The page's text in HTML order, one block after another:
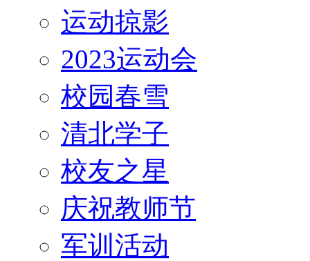
运动掠影
2023运动会
校园春雪
清北学子
校友之星
庆祝教师节
军训活动